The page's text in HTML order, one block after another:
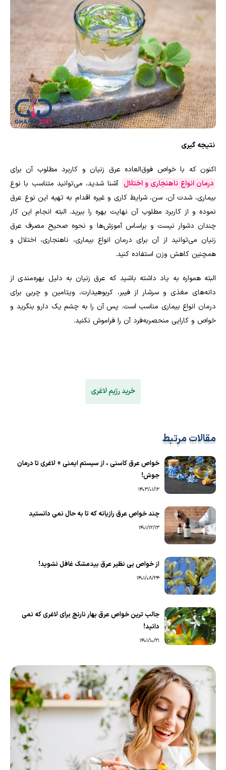
نتیجه گیری
اکنون که با خواص فوق‌العاده عرق زنیان و کاربرد مطلوب آن برای
درمان انواع ناهنجاری و اختلال آشنا شدید، می‌توانید متناسب با نوع
بیماری، شدت آن، سن، شرایط کاری و غیره اقدام به تهیه این نوع عرق
نموده و از کاربرد مطلوب آن نهایت بهره را ببرید. البته انجام این کار
چندان دشوار نیست و براساس آموزش‌ها و نحوه صحیح مصرف عرق
زنیان می‌توانید از آن برای درمان انواع بیماری، ناهنجاری، اختلال و
همچنین کاهش وزن استفاده کنید.
البته همواره به یاد داشته باشید که عرق زنیان به دلیل بهره‌مندی از
دانه‌های مغذی و سرشار از فیبر، کربوهیدارت، ویتامین و چربی برای
درمان انواع بیماری مناسب است. پس آن را به چشم یک دارو بنگرید و
خواص و کارایی منحصر‌به‌فرد آن را فراموش نکنید.
خرید رژیم لاغری
مقالات مرتبط
خواص عرق کاسنی ، از سیستم ایمنی + لاغری تا درمان
جوش!
1403/01/12
چند خواص عرق رازیانه که تا به حال نمی دانستید
1401/12/13
از خواص بی نظیر عرق بیدمشک غافل نشوید!
1401/08/24
جالب ترین خواص عرق بهار نارنج برای لاغری که نمی
دانید!
1401/10/21